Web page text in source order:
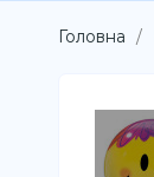
Головна